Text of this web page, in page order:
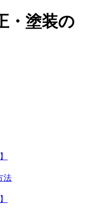
・塗装の
法